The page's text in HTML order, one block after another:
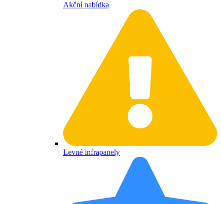
Akční nabídka
Levné infrapanely